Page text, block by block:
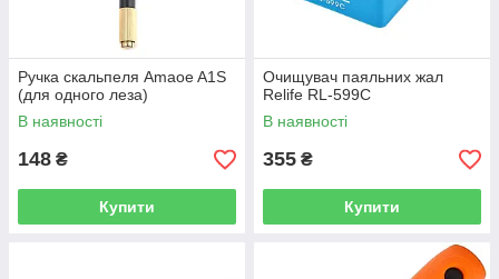
Ручка скальпеля Amaoe A1S
(для одного леза)
В наявності
148 ₴
Купити
Очищувач паяльних жал
Relife RL-599C
В наявності
355 ₴
Купити